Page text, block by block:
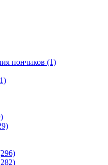
пончиков (1)